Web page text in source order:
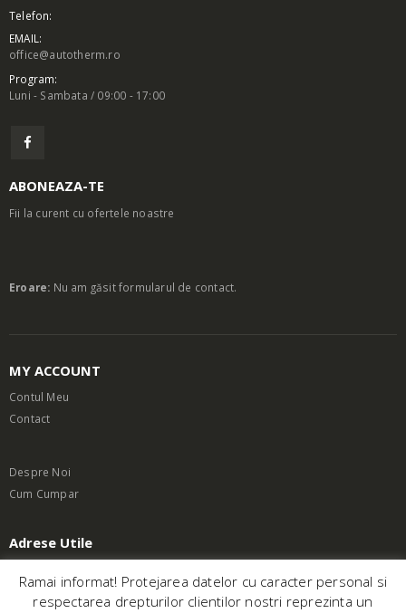
Telefon:
EMAIL:
office@autotherm.ro
Program:
Luni - Sambata / 09:00 - 17:00
ABONEAZA-TE
Fii la curent cu ofertele noastre
Eroare: Nu am găsit formularul de contact.
MY ACCOUNT
Contul Meu
Contact
Despre Noi
Cum Cumpar
Adrese Utile
Ramai informat! Protejarea datelor cu caracter personal si
respectarea drepturilor clientilor nostri reprezinta un